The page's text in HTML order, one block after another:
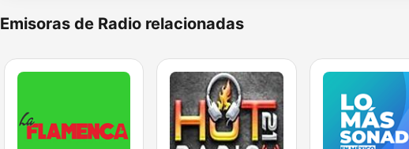
Emisoras de Radio relacionadas